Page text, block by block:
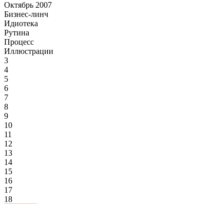
Октябрь 2007
Бизнес-линч
Идиотека
Рутина
Процесс
Иллюстрации
3
4
5
6
7
8
9
10
11
12
13
14
15
16
17
18